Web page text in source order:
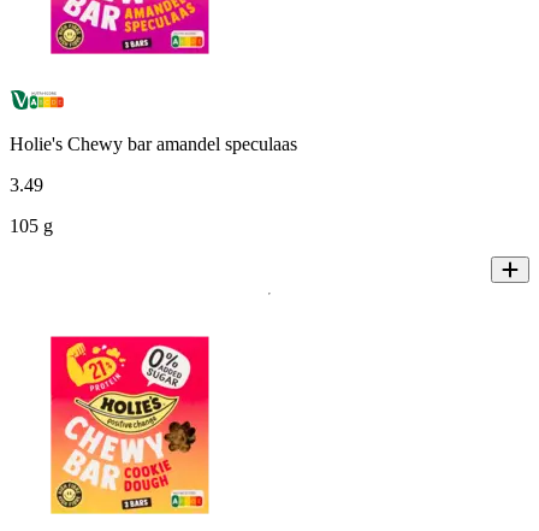
Holie's Chewy bar amandel speculaas
3.49
105 g